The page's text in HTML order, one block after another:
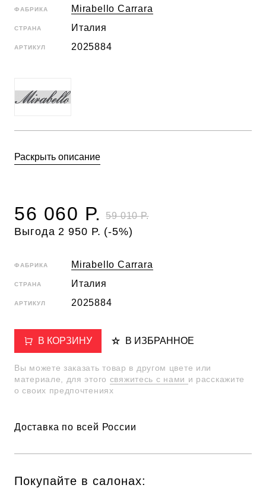
ФАБРИКА Mirabello Carrara
СТРАНА Италия
АРТИКУЛ 2025884
Раскрыть описание
59 010 Р.
56 060 Р.
Выгода 2 950 Р. (-5%)
ФАБРИКА Mirabello Carrara
СТРАНА Италия
АРТИКУЛ 2025884
В КОРЗИНУ В ИЗБРАННОЕ
Вы можете заказать товар в другом цвете или
материале, для этого свяжитесь с нами и расскажите
о своих предпочтениях
Доставка по всей России
Покупайте в салонах: